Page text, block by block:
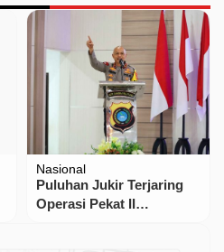
Nasional
Puluhan Jukir Terjaring
Operasi Pekat II